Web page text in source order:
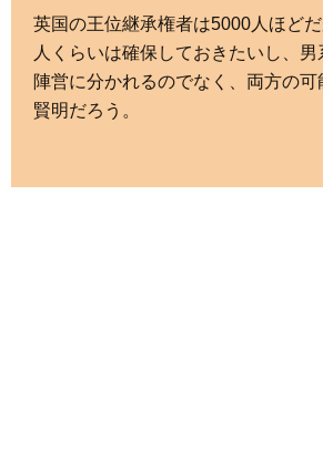
英国の王位継承権者は5000人ほど
人くらいは確保しておきたいし、
陣営に分かれるのでなく、両方の
賢明だろう。